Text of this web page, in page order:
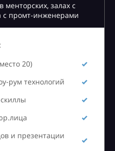
залах с
с промт-инженерами
20)
рум технологий
и презентации